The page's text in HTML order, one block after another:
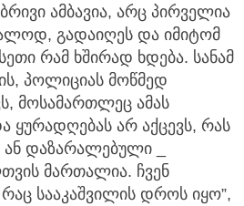
ამბავია, არც პირველია
გადაიღეს და იმიტომ
რამ ხშირად ხდება. სანამ
პოლიციას მოწმედ
მოსამართლეც ამას
არ აქცევს, რას
დაზარალებული _
მართალია. ჩვენ
სააკაშვილის დროს იყო”,